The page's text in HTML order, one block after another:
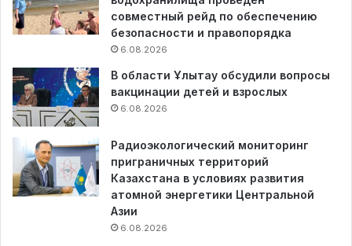
совместный рейд по обеспечению
безопасности и правопорядка
6.08.2026
В области Ұлытау обсудили вопросы
вакцинации детей и взрослых
6.08.2026
Радиоэкологический мониторинг
приграничных территорий
Казахстана в условиях развития
атомной энергетики Центральной
Азии
6.08.2026